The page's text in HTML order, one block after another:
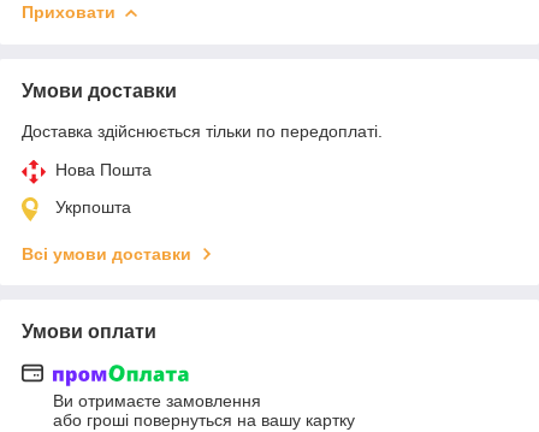
Приховати
Умови доставки
Доставка здійснюється тільки по передоплаті.
Нова Пошта
Укрпошта
Всі умови доставки
Умови оплати
Ви отримаєте замовлення
або гроші повернуться на вашу картку